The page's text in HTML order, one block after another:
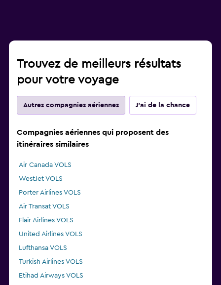
Trouvez de meilleurs résultats
pour votre voyage
Autres compagnies aériennes J'ai de la chance
Compagnies aériennes qui proposent des
itinéraires similaires
Air Canada VOLS
WestJet VOLS
Porter Airlines VOLS
Air Transat VOLS
Flair Airlines VOLS
United Airlines VOLS
Lufthansa VOLS
Turkish Airlines VOLS
Etihad Airways VOLS